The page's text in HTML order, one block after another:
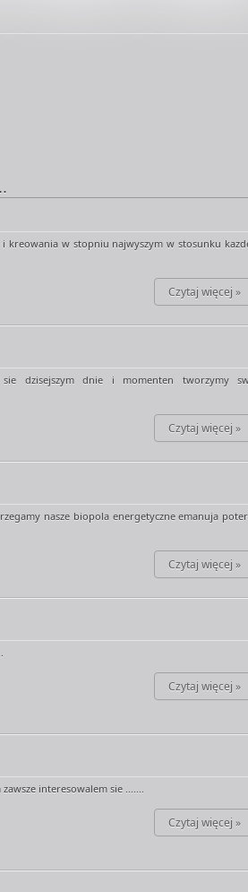
kreowania w stopniu najwyszym w stosunku
Czytaj więcej »
dzisejszym dnie i momenten tworzymy
Czytaj więcej »
nasze biopola energetyczne emanuja
Czytaj więcej »
Czytaj więcej »
interesowalem sie .......
Czytaj więcej »